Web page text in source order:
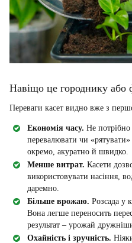
Навіщо це городнику або
Переваги касет видно вже з
Економія часу. Не потрібно
перевалювати чи
окремо, акуратно й швидко.
Менше витрат. Касети
використовувати насіння,
даремно.
Більше врожаю. Розсада у
Вона легше переносить
результат – урожай
Охайність і зручність.